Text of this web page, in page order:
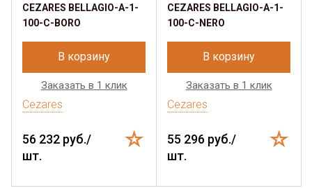
CEZARES BELLAGIO-A-1-
100-C-BORO
В корзину
Заказать в 1 клик
Cezares
56 232 руб./
шт.
CEZARES BELLAGIO-A-1-
100-C-NERO
В корзину
Заказать в 1 клик
Cezares
55 296 руб./
шт.